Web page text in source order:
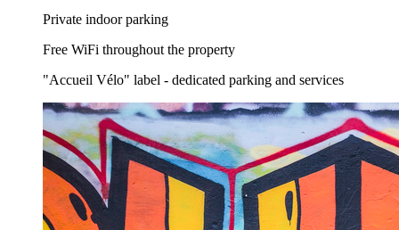
Private indoor parking
Free WiFi throughout the property
"Accueil Vélo" label - dedicated parking and services